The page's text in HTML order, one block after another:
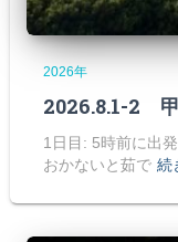
2026年
2026.8.1-2 甲
1日目: 5時前に出
おかないと茹で 続